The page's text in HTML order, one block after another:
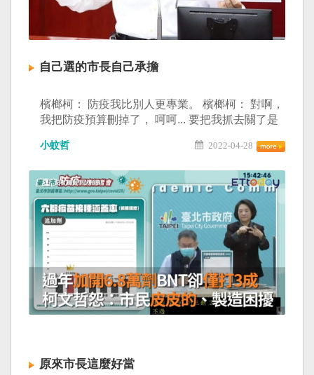
自己選的市長自己承擔
檳榔柯： 防疫我比別人更專業。 檳榔柯： 對啊，
我把防疫預算刪掉了， 呵呵... 要把我抓去關了是
提是要把各項東西準備齊全？ 請問你的主人到底
你不能 #自己選的市長自己承擔
小蚊哲 2022-04-28
原來市長這麼好當